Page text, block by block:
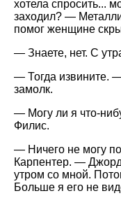
хотела спросить...
заходил? —
помог женщине
— Знаете, нет. С
— Тогда извините.
замолк.
— Могу ли я что-
Филис.
— Ничего не могу
Карпентер. —
утром со мной.
Больше я его не